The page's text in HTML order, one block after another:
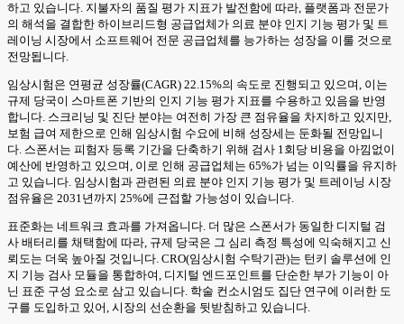
하고 있습니다. 지불자의 품질 평가 지표가 발전함에 따라, 플랫폼과 전문가
의 해석을 결합한 하이브리드형 공급업체가 의료 분야 인지 기능 평가 및 트
레이닝 시장에서 소프트웨어 전문 공급업체를 능가하는 성장을 이룰 것으로
전망됩니다.
임상시험은 연평균 성장률(CAGR) 22.15%의 속도로 진행되고 있으며, 이는
규제 당국이 스마트폰 기반의 인지 기능 평가 지표를 수용하고 있음을 반영
합니다. 스크리닝 및 진단 분야는 여전히 가장 큰 점유율을 차지하고 있지만,
보험 급여 제한으로 인해 임상시험 수요에 비해 성장세는 둔화될 전망입니
다. 스폰서는 피험자 등록 기간을 단축하기 위해 검사 1회당 비용을 아낌없이
예산에 반영하고 있으며, 이로 인해 공급업체는 65%가 넘는 이익률을 유지하
고 있습니다. 임상시험과 관련된 의료 분야 인지 기능 평가 및 트레이닝 시장
점유율은 2031년까지 25%에 근접할 가능성이 있습니다.
표준화는 네트워크 효과를 가져옵니다. 더 많은 스폰서가 동일한 디지털 검
사 배터리를 채택함에 따라, 규제 당국은 그 심리 측정 특성에 익숙해지고 신
뢰도는 더욱 높아질 것입니다. CRO(임상시험 수탁기관)는 턴키 솔루션에 인
지 기능 검사 모듈을 통합하여, 디지털 엔드포인트를 단순한 부가 기능이 아
닌 표준 구성 요소로 삼고 있습니다. 학술 컨소시엄도 집단 연구에 이러한 도
구를 도입하고 있어, 시장의 선순환을 뒷받침하고 있습니다.